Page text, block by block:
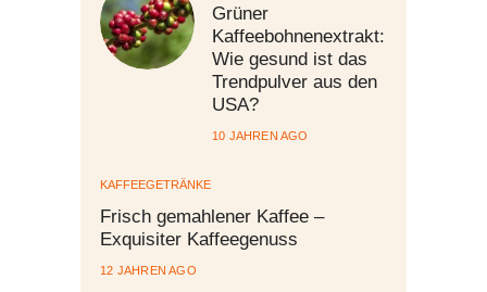
Grüner
Kaffeebohnenextrakt:
Wie gesund ist das
Trendpulver aus den
USA?
10 JAHREN AGO
KAFFEEGETRÄNKE
Frisch gemahlener Kaffee –
Exquisiter Kaffeegenuss
12 JAHREN AGO